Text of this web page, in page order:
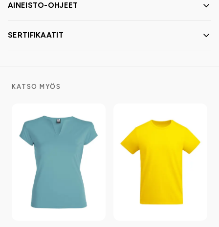
AINEISTO-OHJEET
SERTIFIKAATIT
KATSO MYÖS